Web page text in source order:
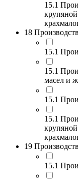
15.1
18
15.1
15.1
масел и
15.1
15.1
19
15.1